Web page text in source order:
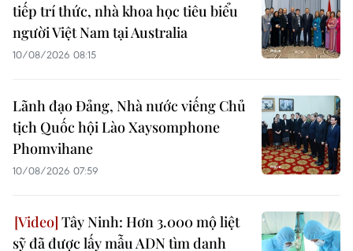
tiếp trí thức, nhà khoa học tiêu biểu
người Việt Nam tại Australia
10/08/2026 08:15
Lãnh đạo Đảng, Nhà nước viếng Chủ
tịch Quốc hội Lào Xaysomphone
Phomvihane
10/08/2026 07:59
Tây Ninh: Hơn 3.000 mộ liệt
sỹ đã được lấy mẫu ADN tìm danh